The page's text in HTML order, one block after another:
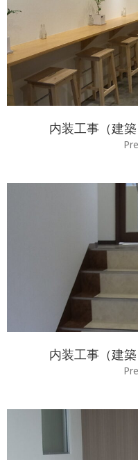
内装工事（建
内装工事（建